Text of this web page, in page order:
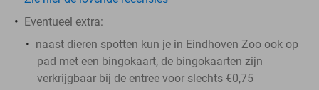
Eventueel extra:
naast dieren spotten kun je in Eindhoven Zoo ook op
pad met een bingokaart, de bingokaarten zijn
verkrijgbaar bij de entree voor slechts €0,75